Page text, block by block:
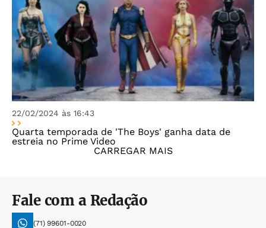
22/02/2024 às 16:43
Quarta temporada de 'The Boys' ganha data de
estreia no Prime Video
CARREGAR MAIS
Fale com a Redação
(71) 99601-0020